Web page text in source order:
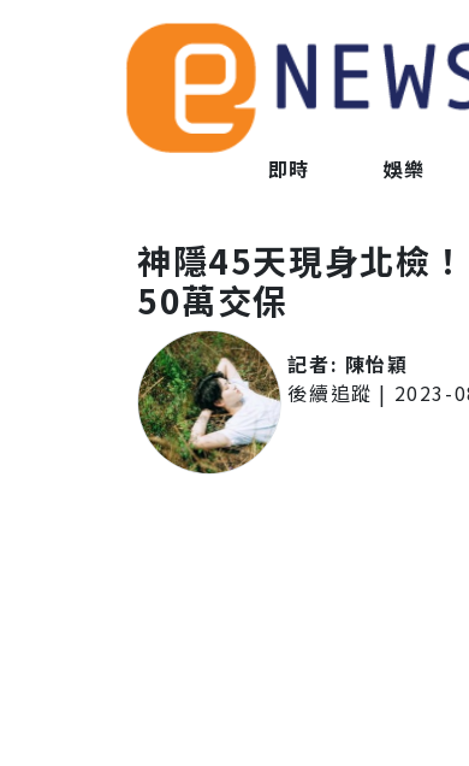
即時 娛樂
神隱45天現身北檢
50萬交保
記者: 陳怡穎
後續追蹤 | 2023-